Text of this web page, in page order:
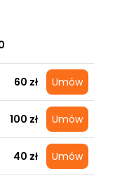
60 zł Umów
100 zł Umów
40 zł Umów